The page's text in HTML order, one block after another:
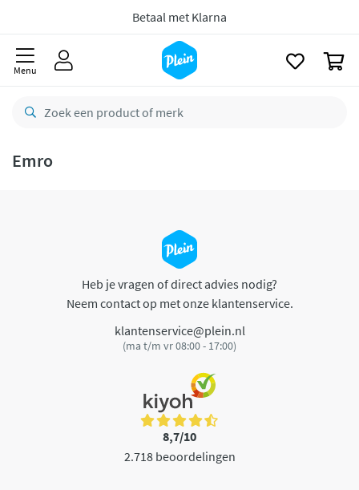
Betaal met Klarna
Menu
Emro
Heb je vragen of direct advies nodig?
Neem contact op met onze klantenservice.
klantenservice@plein.nl
(ma t/m vr 08:00 - 17:00)
8,7/10
2.718 beoordelingen